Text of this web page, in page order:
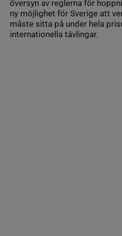
översyn av reglerna för
ny möjlighet för Sverige att
måste sitta på under hela
internationella tävlingar.